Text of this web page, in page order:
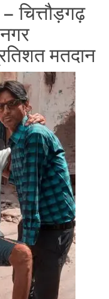
चित्तौड़गढ़
मतदान